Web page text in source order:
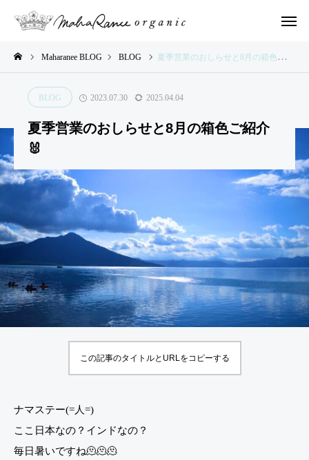
BLOG
や
さ
い
い
®︎
r.
７
の
色
🐰
2,00
の子
ども
たち
とや
さい
いろ
®︎で
描い
て確
どの
る
「超
イン
ふし
のお
話②
イン
ふし
ぎな
のお
話①
Maharanee BLOG BLOG 夏季営業のおしらせと8月の箱色ご紹介🐰
BLOG 2023.07.30 2025.04.04
夏季営業のおしらせと8月の箱色ご紹介
🐰
この記事のタイトルとURLをコピーする
ナマステー(=人=)
ここ日本なの？インドなの？
毎日暑いですね🫠🫠🫠